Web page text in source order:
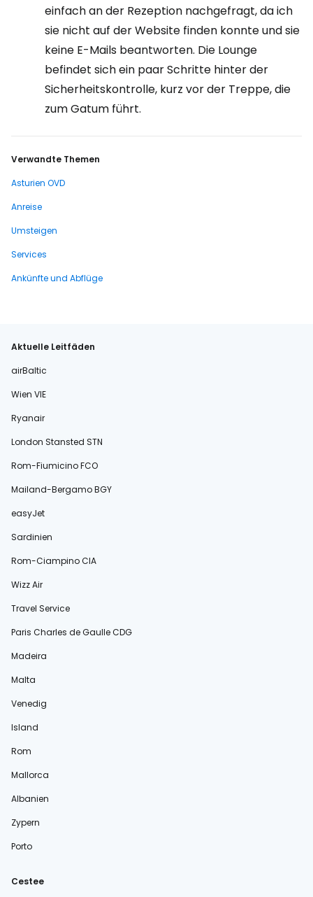
einfach an der Rezeption nachgefragt, da ich
sie nicht auf der Website finden konnte und sie
keine E-Mails beantworten. Die Lounge
befindet sich ein paar Schritte hinter der
Sicherheitskontrolle, kurz vor der Treppe, die
zum Gatum führt.
Verwandte Themen
Asturien OVD
Anreise
Umsteigen
Services
Ankünfte und Abflüge
Aktuelle Leitfäden
airBaltic
Wien VIE
Ryanair
London Stansted STN
Rom-Fiumicino FCO
Mailand-Bergamo BGY
easyJet
Sardinien
Rom-Ciampino CIA
Wizz Air
Travel Service
Paris Charles de Gaulle CDG
Madeira
Malta
Venedig
Island
Rom
Mallorca
Albanien
Zypern
Porto
Cestee